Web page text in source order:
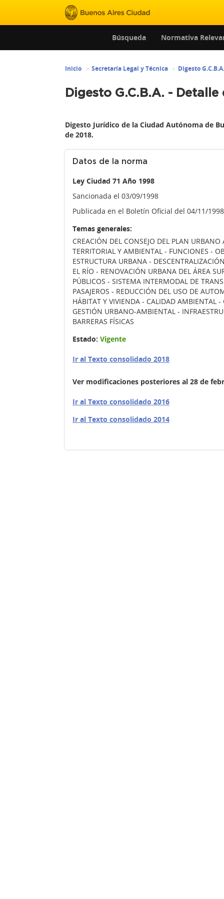
Búsqueda Normativa
Inicio Secretaría Legal y Técnica Digesto G.C.B.A.
Digesto G.C.B.A. -
Digesto Jurídico de la Ciudad Autónoma de
de 2018.
Datos de la norma
Ley Ciudad 71 Año 1998
Sancionada el 03/09/1998
Publicada en el Boletín Oficial del 04/11/
Temas generales:
CREACIÓN DEL CONSEJO DEL PLAN
TERRITORIAL Y AMBIENTAL - FUNCIONES -
ESTRUCTURA URBANA -
EL RÍO - RENOVACIÓN URBANA DEL ÁREA
PÚBLICOS - SISTEMA INTERMODAL DE
PASAJEROS - REDUCCIÓN DEL USO DE
HÁBITAT Y VIVIENDA - CALIDAD AMBIENTAL
GESTIÓN URBANO-AMBIENTAL -
BARRERAS FÍSICAS
Estado: Vigente
Ir al Texto consolidado 2018
Ver modificaciones posteriores al 28 de
Ir al Texto consolidado 2016
Ir al Texto consolidado 2014